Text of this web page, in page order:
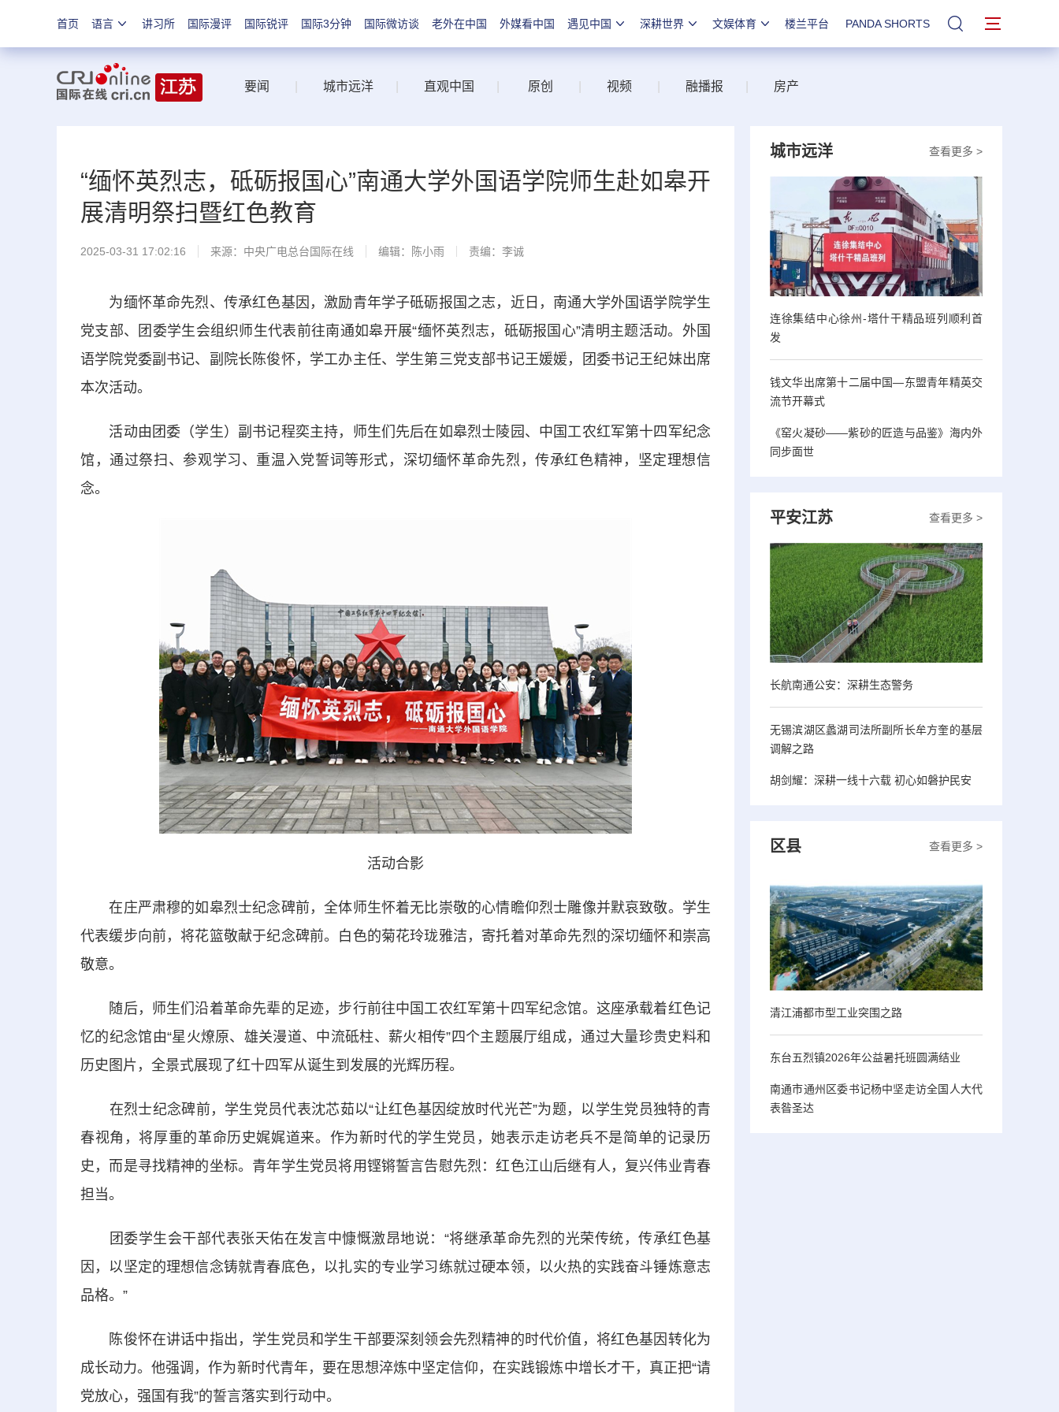
首页 语言 讲习所 国际漫评 国际锐评 国际3分钟 国际微访谈 老外在中国 外媒看中国 遇见中国 深耕世界 文娱体育 楼兰平台 PANDA SHORTS 站内搜索
要闻 城市远洋 直观中国 原创 视频 融播报 房产
“缅怀英烈志，砥砺报国心”南通大学外国语学院师生赴如皋开
展清明祭扫暨红色教育
2025-03-31 17:02:16 来源：中央广电总台国际在线 编辑：陈小雨 责编：李诚
为缅怀革命先烈、传承红色基因，激励青年学子砥砺报国之志，近日，南通大学外国语学院学生
党支部、团委学生会组织师生代表前往南通如皋开展“缅怀英烈志，砥砺报国心”清明主题活动。外国
语学院党委副书记、副院长陈俊怀，学工办主任、学生第三党支部书记王媛媛，团委书记王纪妹出席
本次活动。
活动由团委（学生）副书记程奕主持，师生们先后在如皋烈士陵园、中国工农红军第十四军纪念
馆，通过祭扫、参观学习、重温入党誓词等形式，深切缅怀革命先烈，传承红色精神，坚定理想信
念。
活动合影
在庄严肃穆的如皋烈士纪念碑前，全体师生怀着无比崇敬的心情瞻仰烈士雕像并默哀致敬。学生
代表缓步向前，将花篮敬献于纪念碑前。白色的菊花玲珑雅洁，寄托着对革命先烈的深切缅怀和崇高
敬意。
随后，师生们沿着革命先辈的足迹，步行前往中国工农红军第十四军纪念馆。这座承载着红色记
忆的纪念馆由“星火燎原、雄关漫道、中流砥柱、薪火相传”四个主题展厅组成，通过大量珍贵史料和
历史图片，全景式展现了红十四军从诞生到发展的光辉历程。
在烈士纪念碑前，学生党员代表沈芯茹以“让红色基因绽放时代光芒”为题，以学生党员独特的青
春视角，将厚重的革命历史娓娓道来。作为新时代的学生党员，她表示走访老兵不是简单的记录历
史，而是寻找精神的坐标。青年学生党员将用铿锵誓言告慰先烈：红色江山后继有人，复兴伟业青春
担当。
团委学生会干部代表张天佑在发言中慷慨激昂地说：“将继承革命先烈的光荣传统，传承红色基
因，以坚定的理想信念铸就青春底色，以扎实的专业学习练就过硬本领，以火热的实践奋斗锤炼意志
品格。”
陈俊怀在讲话中指出，学生党员和学生干部要深刻领会先烈精神的时代价值，将红色基因转化为
成长动力。他强调，作为新时代青年，要在思想淬炼中坚定信仰，在实践锻炼中增长才干，真正把“请
党放心，强国有我”的誓言落实到行动中。
查看更多 >
城市远洋
连徐集结中心徐州-塔什干精品班列顺利首
发
钱文华出席第十二届中国—东盟青年精英交
流节开幕式
《窑火凝砂——紫砂的匠造与品鉴》海内外
同步面世
查看更多 >
平安江苏
长航南通公安：深耕生态警务
无锡滨湖区蠡湖司法所副所长牟方奎的基层
调解之路
胡剑耀：深耕一线十六载 初心如磐护民安
查看更多 >
区县
清江浦都市型工业突围之路
东台五烈镇2026年公益暑托班圆满结业
南通市通州区委书记杨中坚走访全国人大代
表昝圣达